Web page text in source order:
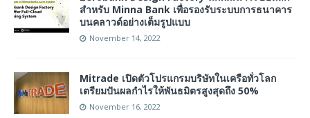
สำหรับ Minna Bank เพื่อรองรับระบบการธนาคาร
บนคลาวด์อย่างเต็มรูปแบบ
November 14, 2022
Mitrade เปิดตัวโปรแกรมบริษัทในเครือทั่วโลก
เตรียมปันผลกำไรให้พันธมิตรสูงสุดถึง 50%
November 16, 2022